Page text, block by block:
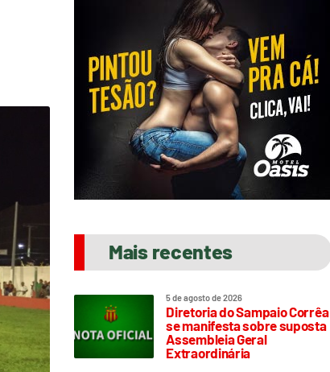
Mais recentes
5 de agosto de 2026
Diretoria do Sampaio Corrêa
se manifesta sobre suposta
Assembleia Geral
Extraordinária